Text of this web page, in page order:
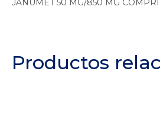
JANUMET 50 MG/850 MG
Productos